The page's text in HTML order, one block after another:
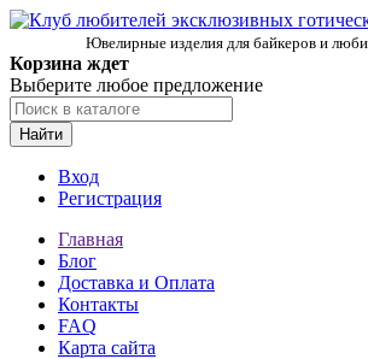
Ювелирные изделия для байкеров и
Корзина ждет
Выберите любое предложение
Найти
Вход
Регистрация
Главная
Блог
Доставка и Оплата
Контакты
FAQ
Карта сайта